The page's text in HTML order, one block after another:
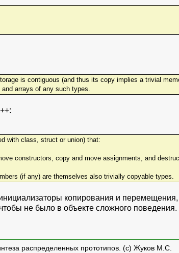
is contiguous (and thus its copy implies a trivial
arrays of any such types.
with class, struct or union) that:
constructors, copy and move assignments, and
(if any) are themselves also trivially copyable types.
копирования и
не было в объекте сложного
распределенных прототипов. (с) Жуков М.С.